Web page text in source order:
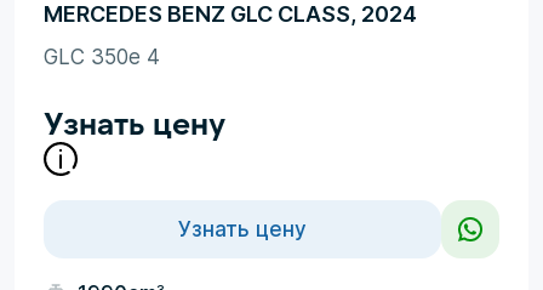
MERCEDES BENZ GLC CLASS, 2024
GLC 350e 4
Узнать цену
Узнать цену